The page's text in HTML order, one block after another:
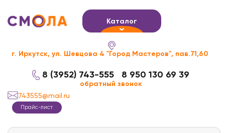
Каталог
г. Иркутск, ул. Шевцова 4 "Город Мастеров", пав.71,60
8 (3952) 743-555 8 950 130 69 39
обратный звонок
743555@mail.ru
Прайс-лист